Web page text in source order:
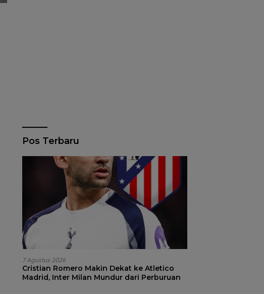
Pos Terbaru
7 Agustus 2026
Cristian Romero Makin Dekat ke Atletico
Madrid, Inter Milan Mundur dari Perburuan